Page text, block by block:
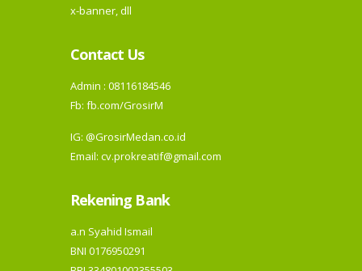
x-banner, dll
Contact Us
Admin : 08116184546
Fb: fb.com/GrosirM
IG: @GrosirMedan.co.id
Email: cv.prokreatif@gmail.com
Rekening Bank
a.n Syahid Ismail
BNI 0176950291